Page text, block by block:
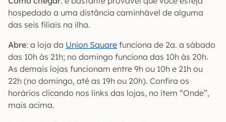
hospedado a uma distância caminhável de alguma
das seis filiais na ilha.
Abre: a loja da Union Square funciona de 2a. a sábado
das 10h às 21h; no domingo funciona das 10h às 20h.
As demais lojas funcionam entre 9h ou 10h e 21h ou
22h (no domingo, até as 19h ou 20h). Confira os
horários clicando nos links das lojas, no item “Onde”,
mais acima.